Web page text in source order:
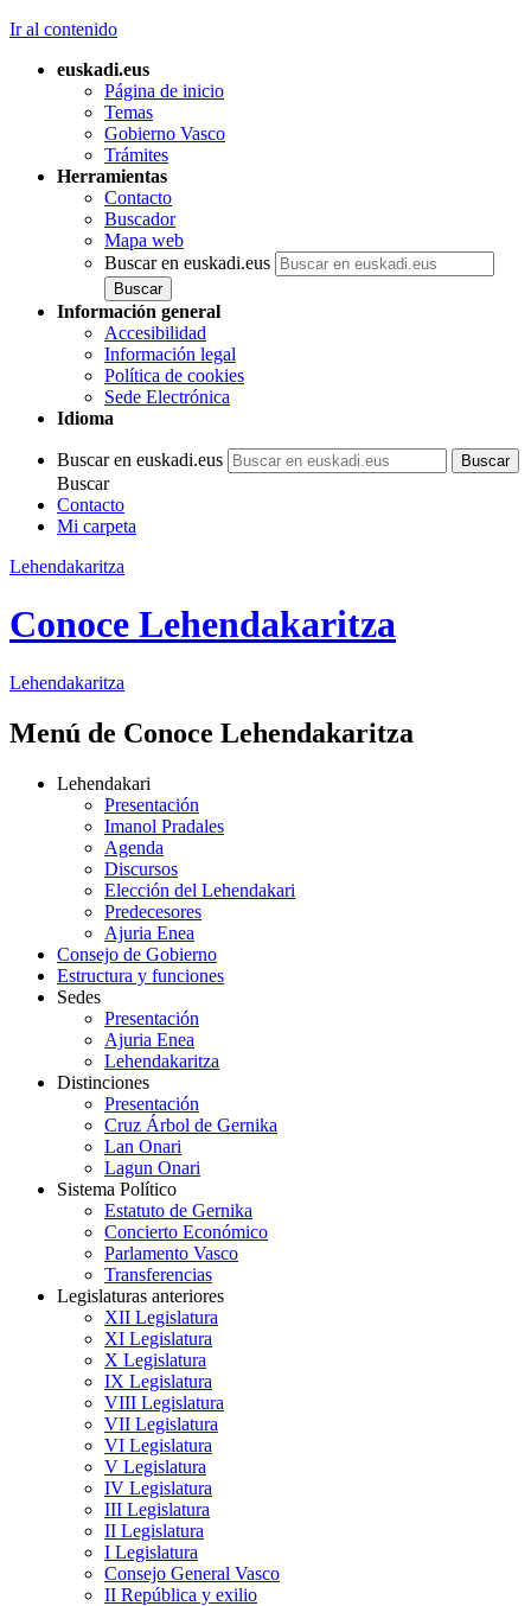
Ir al contenido
euskadi.eus
Página de inicio
Temas
Gobierno Vasco
Trámites
Herramientas
Contacto
Buscador
Mapa web
Buscar en euskadi.eus
Información general
Accesibilidad
Información legal
Política de cookies
Sede Electrónica
Idioma
Buscar en euskadi.eus
Buscar
Contacto
Mi carpeta
Lehendakaritza
Conoce Lehendakaritza
Lehendakaritza
Menú de Conoce Lehendakaritza
Lehendakari
Presentación
Imanol Pradales
Agenda
Discursos
Elección del Lehendakari
Predecesores
Ajuria Enea
Consejo de Gobierno
Estructura y funciones
Sedes
Presentación
Ajuria Enea
Lehendakaritza
Distinciones
Presentación
Cruz Árbol de Gernika
Lan Onari
Lagun Onari
Sistema Político
Estatuto de Gernika
Concierto Económico
Parlamento Vasco
Transferencias
Legislaturas anteriores
XII Legislatura
XI Legislatura
X Legislatura
IX Legislatura
VIII Legislatura
VII Legislatura
VI Legislatura
V Legislatura
IV Legislatura
III Legislatura
II Legislatura
I Legislatura
Consejo General Vasco
II República y exilio